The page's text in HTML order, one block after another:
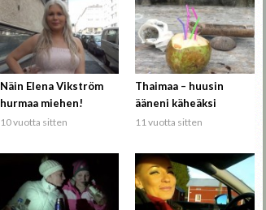
Näin Elena Vikström
hurmaa miehen!
10 vuotta sitten
Thaimaa – huusin
ääneni käheäksi
11 vuotta sitten